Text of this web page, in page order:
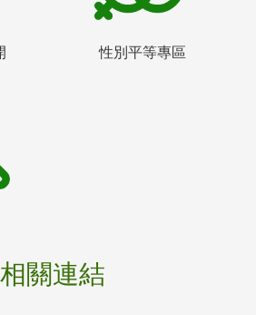
性別平等專區
相關連結